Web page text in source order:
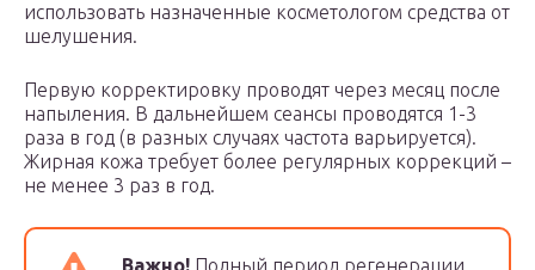
использовать назначенные косметологом средства от
шелушения.
Первую корректировку проводят через месяц после
напыления. В дальнейшем сеансы проводятся 1-3
раза в год (в разных случаях частота варьируется).
Жирная кожа требует более регулярных коррекций –
не менее 3 раз в год.
Важно! Полный период регенерации